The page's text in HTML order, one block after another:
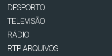
DESPORTO
TELEVISÃO
RÁDIO
RTP ARQUIVOS